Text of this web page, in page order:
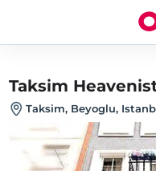
Taksim
Taksim, Beyoglu,